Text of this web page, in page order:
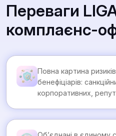
Переваги
комплаєнс-
Повна картина
бенефіціарів:
корпоративних,